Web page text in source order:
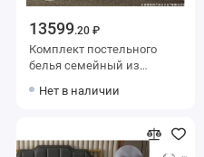
13599.20 ₽
Комплект постельного
белья семейный из
50х70 2 шт и с
Нет в наличии